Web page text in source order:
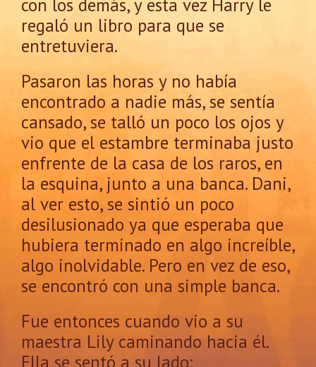
con los demás, y esta vez Harry le
regaló un libro para que se
entretuviera.
Pasaron las horas y no había
encontrado a nadie más, se sentía
cansado, se talló un poco los ojos y
vio que el estambre terminaba justo
enfrente de la casa de los raros, en
la esquina, junto a una banca. Dani,
al ver esto, se sintió un poco
desilusionado ya que esperaba que
hubiera terminado en algo increíble,
algo inolvidable. Pero en vez de eso,
se encontró con una simple banca.
Fue entonces cuando vio a su
maestra Lily caminando hacia él.
Ella se sentó a su lado: